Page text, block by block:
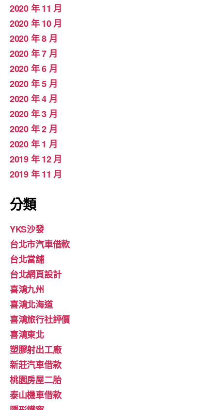
2020 年 11 月
2020 年 10 月
2020 年 8 月
2020 年 7 月
2020 年 6 月
2020 年 5 月
2020 年 4 月
2020 年 3 月
2020 年 2 月
2020 年 1 月
2019 年 12 月
2019 年 11 月
分類
YKS沙發
台北市汽車借款
台北當舖
台北網頁設計
喜鴻九州
喜鴻北海道
喜鴻旅行社評價
喜鴻東北
塑膠射出工廠
新莊汽車借款
桃園房屋二胎
泰山機車借款